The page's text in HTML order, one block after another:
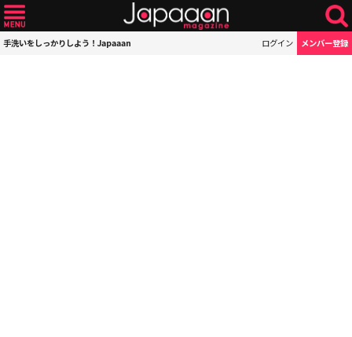
手洗いをしっかりしよう！Japaaan ログイン メンバー登録